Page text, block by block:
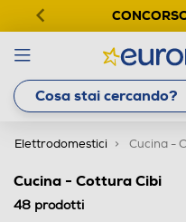
Elettrodomestici Cucina -
Cucina - Cottura Cibi
48 prodotti